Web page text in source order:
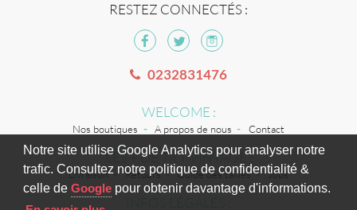
Notre site utilise Google Analytics pour analyser notre
trafic. Consultez notre politique de confidentialité &
celle de Googlepour obtenir davantage d'informations.
RESTEZ CONNECTÉS :
0232831476
WELCOME :
Nos boutiques A propos de nous Contact
LES + DE TILT VINTAGE :
Livraison Retours Guide des tailles Jobs